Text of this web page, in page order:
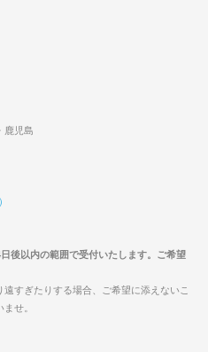
鹿児島
後以内の範囲で受付いたします。ご希望
すぎたりする場合、ご希望に添えないこ
せ。